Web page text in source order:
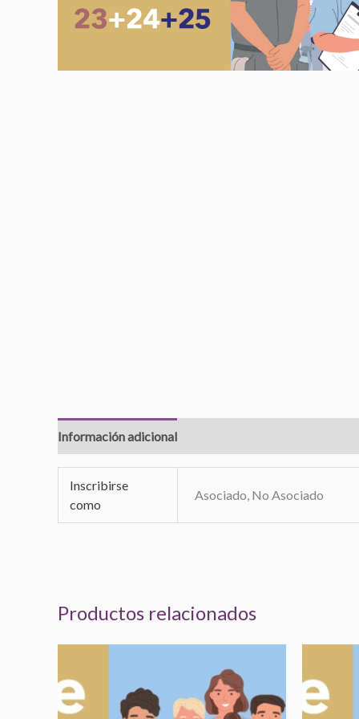
Información adicional
Inscribirse
como
Asociado, No Asociado
Productos relacionados
desde
0,00€
producto
tiene